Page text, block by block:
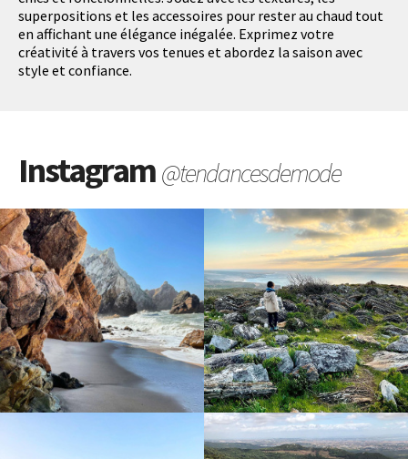
superpositions et les accessoires pour rester au chaud tout
en affichant une élégance inégalée. Exprimez votre
créativité à travers vos tenues et abordez la saison avec
style et confiance.
Instagram@tendancesdemode